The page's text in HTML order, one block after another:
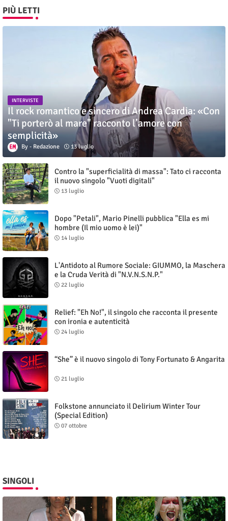
PIÙ LETTI
INTERVISTE
Il rock romantico e sincero di Andrea Cardia: «Con
"Ti porterò al mare" racconto l’amore con
semplicità»
Redazione 13 luglio
Contro la "superficialità di massa": Tato ci racconta
il nuovo singolo "Vuoti digitali"
13 luglio
Dopo "Petali", Mario Pinelli pubblica "Ella es mi
hombre (Il mio uomo è lei)"
14 luglio
L'Antidoto al Rumore Sociale: GIUMMO, la Maschera
e la Cruda Verità di "N.V.N.S.N.P."
22 luglio
Relief: "Eh No!", il singolo che racconta il presente
con ironia e autenticità
24 luglio
“She” è il nuovo singolo di Tony Fortunato & Angarita
21 luglio
Folkstone annunciato il Delirium Winter Tour
(Special Edition)
07 ottobre
SINGOLI